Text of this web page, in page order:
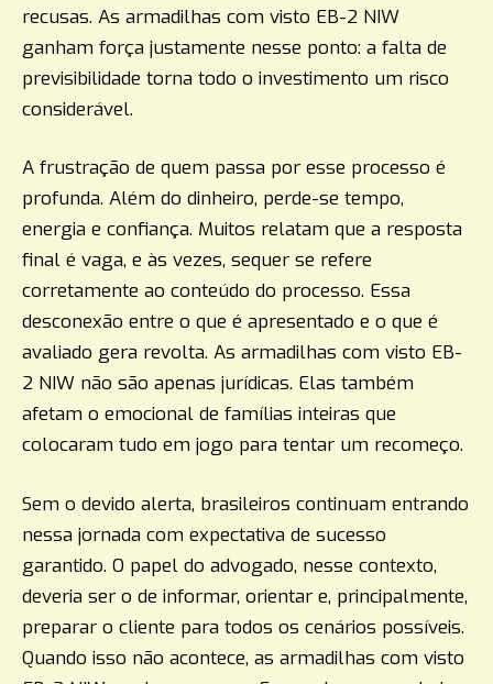
recusas. As armadilhas com visto EB-2 NIW
ganham força justamente nesse ponto: a falta de
previsibilidade torna todo o investimento um risco
considerável.
A frustração de quem passa por esse processo é
profunda. Além do dinheiro, perde-se tempo,
energia e confiança. Muitos relatam que a resposta
final é vaga, e às vezes, sequer se refere
corretamente ao conteúdo do processo. Essa
desconexão entre o que é apresentado e o que é
avaliado gera revolta. As armadilhas com visto EB-
2 NIW não são apenas jurídicas. Elas também
afetam o emocional de famílias inteiras que
colocaram tudo em jogo para tentar um recomeço.
Sem o devido alerta, brasileiros continuam entrando
nessa jornada com expectativa de sucesso
garantido. O papel do advogado, nesse contexto,
deveria ser o de informar, orientar e, principalmente,
preparar o cliente para todos os cenários possíveis.
Quando isso não acontece, as armadilhas com visto